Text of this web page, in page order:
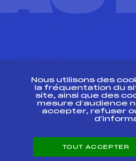
ESPACE PRESSE
Nous utilisons des
la fréquentation du
site, ainsi que des
mesure d’audience
accepter, refuser
TOUT ACCEPTER